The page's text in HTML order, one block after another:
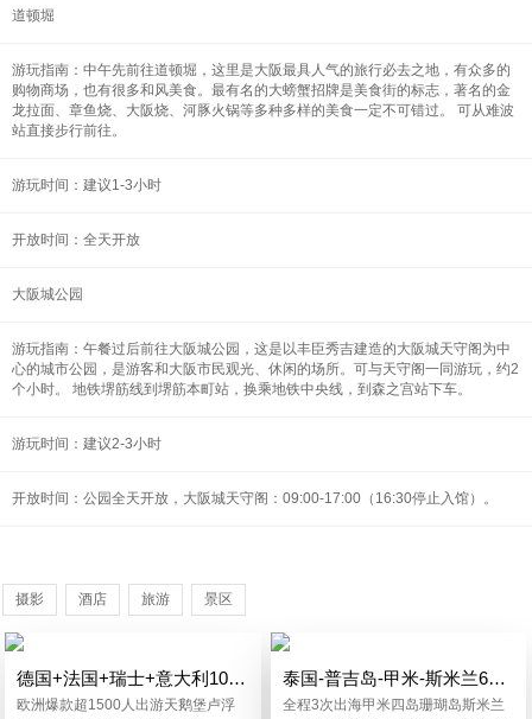
道顿堀
游玩指南：中午先前往道顿堀，这里是大阪最具人气的旅行必去之地，有众多的
购物商场，也有很多和风美食。最有名的大螃蟹招牌是美食街的标志，著名的金
龙拉面、章鱼烧、大阪烧、河豚火锅等多种多样的美食一定不可错过。 可从难波
站直接步行前往。
游玩时间：建议1-3小时
开放时间：全天开放
大阪城公园
游玩指南：午餐过后前往大阪城公园，这是以丰臣秀吉建造的大阪城天守阁为中
心的城市公园，是游客和大阪市民观光、休闲的场所。可与天守阁一同游玩，约2
个小时。 地铁堺筋线到堺筋本町站，换乘地铁中央线，到森之宫站下车。
游玩时间：建议2-3小时
开放时间：公园全天开放，大阪城天守阁：09:00-17:00（16:30停止入馆）。
摄影 酒店 旅游 景区
德国+法国+瑞士+意大利10-13日游
欧洲爆款超1500人出游天鹅堡卢浮
泰国-普吉岛-甲米-斯米兰6或7日游
全程3次出海甲米四岛珊瑚岛斯米兰